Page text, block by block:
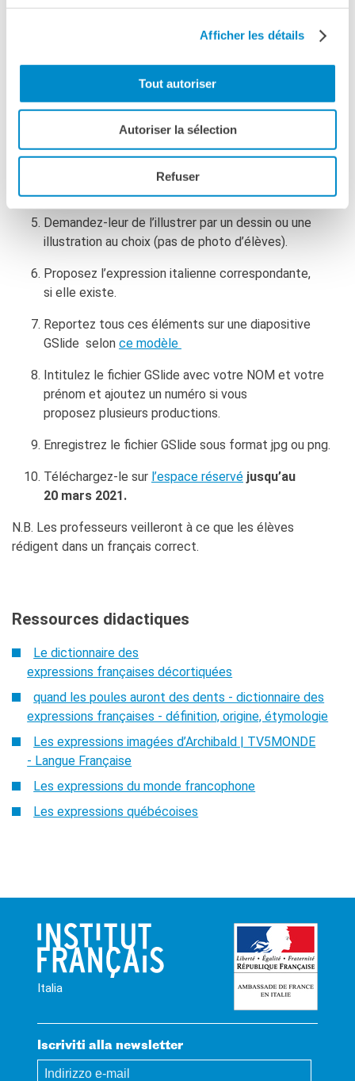
Afficher les détails
Tout autoriser
Autoriser la sélection
Refuser
Choisissez une expression sur laquelle travailler avec
vos élèves ou étudiants, de préférence par groupe.
français, sa signification.
Ajoutez la vraie signification en français.
Demandez-leur de l’illustrer par un dessin ou une
illustration au choix (pas de photo d’élèves).
Proposez l’expression italienne correspondante,
si elle existe.
Reportez tous ces éléments sur une diapositive
GSlide selon ce modèle
Intitulez le fichier GSlide avec votre NOM et votre
prénom et ajoutez un numéro si vous
proposez plusieurs productions.
Enregistrez le fichier GSlide sous format jpg ou png.
Téléchargez-le sur l’espace réservé jusqu’au
20 mars 2021.
N.B. Les professeurs veilleront à ce que les élèves
rédigent dans un français correct.
Ressources didactiques
Le dictionnaire des
expressions françaises décortiquées
quand les poules auront des dents - dictionnaire des
expressions françaises - définition, origine, étymologie
Les expressions imagées d’Archibald | TV5MONDE
- Langue Française
Les expressions du monde francophone
Les expressions québécoises
Italia
Iscriviti alla newsletter